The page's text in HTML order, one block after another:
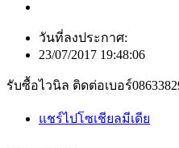
วันที่ลงประกาศ:
23/07/2017 19:48:06
รับซื้อไวนิล ติดต่อเบอร์
แชร์ไปโซเชียลมีเดีย